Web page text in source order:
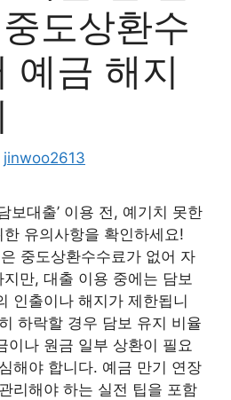
도상환수
예금 해지
jinwoo2613
보대출’ 이용 전, 예기치 못한
유의사항을 확인하세요!
중도상환수수료가 없어 자
만, 대출 이용 중에는 담보
인출이나 해지가 제한됩니
하락할 경우 담보 유지 비율
이나 원금 일부 상환이 필요
해야 합니다. 예금 만기 연장
리해야 하는 실전 팁을 포함